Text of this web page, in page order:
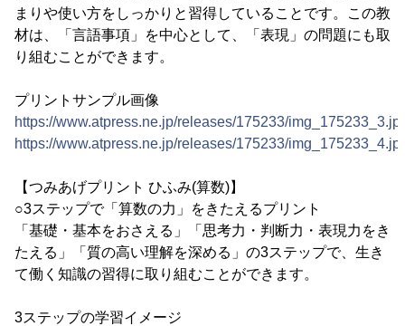
まりや使い方をしっかりと習得していることです。この教
材は、「言語事項」を中心として、「表現」の問題にも取
り組むことができます。
プリントサンプル画像
https://www.atpress.ne.jp/releases/175233/
https://www.atpress.ne.jp/releases/175233/
【つみあげプリント ひふみ(算数)】
○3ステップで「算数の力」をきたえるプリント
「基礎・基本をおさえる」「思考力・判断力・表現力をき
たえる」「質の高い理解を深める」の3ステップで、生き
て働く知識の習得に取り組むことができます。
3ステップの学習イメージ